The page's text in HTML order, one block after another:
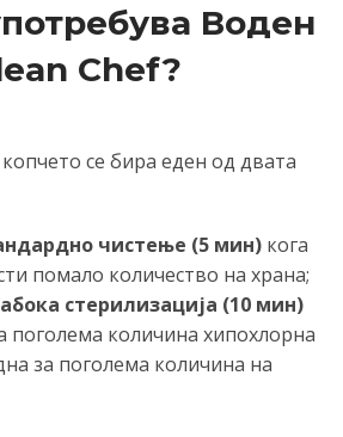
Воден
Chef?
се бира еден од двата
чистење (5 мин) кога
помало количество на храна;
стерилизација (10 мин)
поголема количина хипохлорна
за поголема количина на